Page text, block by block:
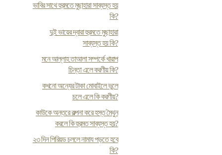
ভাবির সাথে হুরমতে মুছাহারা সাব্যস্ত হয়
কি?
দুই ভায়ের দ্বারা হুরমতে মুছাহারা
সাব্যস্ত হয় কি?
মনে আল্লাহ তাআলা সম্পর্কে খারাপ
চিন্তা এলে করণীয় কি?
কখনো অন্যের টাকা মোবাইলে ভুলে
চলে এলে কি করণীয়?
কাউকে অন্তরে কল্পনা করে হস্ত মৈথুন
করলে কি হুরমত সাব্যস্ত হয়?
২৩ দিন পিরিয়ড চললে নামায পড়তে হবে
কি?